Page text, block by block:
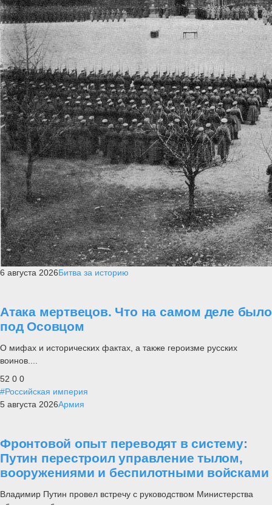
6 августа 2026Битва за историю
Атака мертвецов. Что на самом деле было
под Осовцом
О мифах и исторических фактах, а также героизме русских
воинов....
52 0 0
#Российская империя
5 августа 2026Армия
Фронтовой опыт переводят в систему:
Путин перестроил управление тылом,
вооружениями и беспилотными войсками
Владимир Путин провел встречу с руководством Министерства